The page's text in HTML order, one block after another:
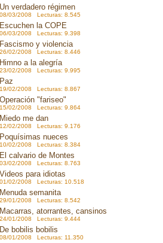
Un verdadero régimen
08/03/2008 Lecturas: 8.545
Escuchen la COPE
06/03/2008 Lecturas: 9.398
Fascismo y violencia
26/02/2008 Lecturas: 8.446
Himno a la alegría
23/02/2008 Lecturas: 9.995
Paz
19/02/2008 Lecturas: 8.867
Operación "fariseo"
15/02/2008 Lecturas: 9.864
Miedo me dan
12/02/2008 Lecturas: 9.176
Poquísimas nueces
10/02/2008 Lecturas: 8.384
El calvario de Montes
03/02/2008 Lecturas: 8.763
Videos para idiotas
01/02/2008 Lecturas: 10.518
Menuda semanita
29/01/2008 Lecturas: 8.542
Macarras, atorrantes, cansinos
24/01/2008 Lecturas: 9.444
De bobilis bobilis
08/01/2008 Lecturas: 11.350